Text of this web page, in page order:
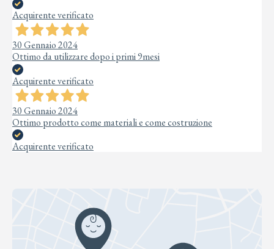
Acquirente verificato
30 Gennaio 2024
Ottimo da utilizzare dopo i primi 9mesi
Acquirente verificato
30 Gennaio 2024
Ottimo prodotto come materiali e come costruzione
Acquirente verificato